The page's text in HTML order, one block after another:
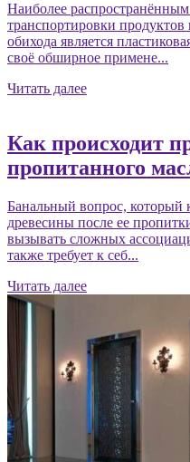
Наиболее
транспортировки
обихода является
своё обширное примене...
Читать далее
Как происходит
пропитанного
Банальный вопрос, который
древесины после ее
вызывать сложных
также требует к себ...
Читать далее